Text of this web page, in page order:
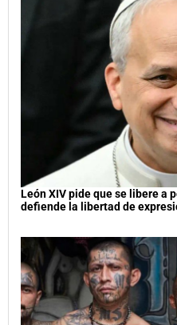
León XIV pide que se libere a
defiende la libertad de